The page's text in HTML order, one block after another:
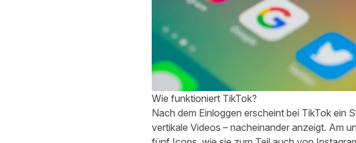
Wie funktioniert TikTok?
Nach dem Einloggen erscheint bei TikTok ein
vertikale Videos – nacheinander anzeigt. Am